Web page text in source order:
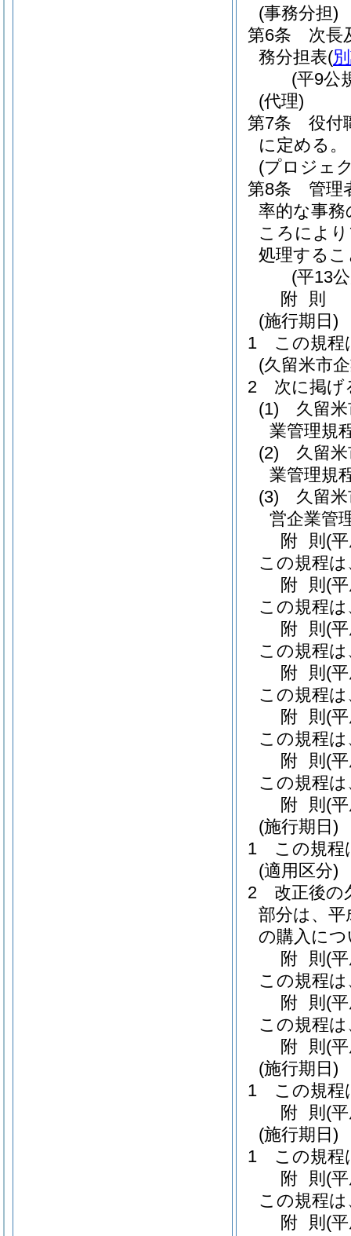
(事務分担)
第6条
次長
務分担表(
(平9公
(代理)
第7条
役付
に定める。
(プロジェ
第8条
管理
率的な事
ころによ
処理する
(平13
附 則
(施行期日)
1
この規程
(久留米市
2
次に掲げ
(1)
久留
業管理規
(2)
久留
業管理規
(3)
久留
営企業管
附 則 (
この規程
附 則 (
この規程
附 則 (
この規程
附 則 (
この規程
附 則 (
この規程
附 則 (
この規程
附 則 (
(施行期日)
1
この規程
(適用区分)
2
改正後の
部分は、平
の購入に
附 則 (
この規程
附 則 (
この規程
附 則 (
(施行期日)
1
この規程
附 則 (
(施行期日)
1
この規程
附 則 (
この規程
附 則 (